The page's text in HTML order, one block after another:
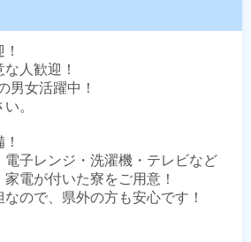
人歓迎！
男女活躍中！
。
電子レンジ・洗濯機・テレビなど
電が付いた寮をご用意！
ので、県外の方も安心です！